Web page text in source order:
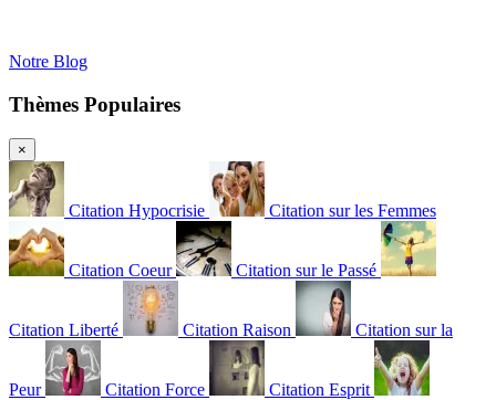
Notre Blog
Thèmes Populaires
×
Citation Hypocrisie Citation sur les Femmes
Citation Coeur Citation sur le Passé
Citation Liberté Citation Raison Citation sur la
Peur Citation Force Citation Esprit